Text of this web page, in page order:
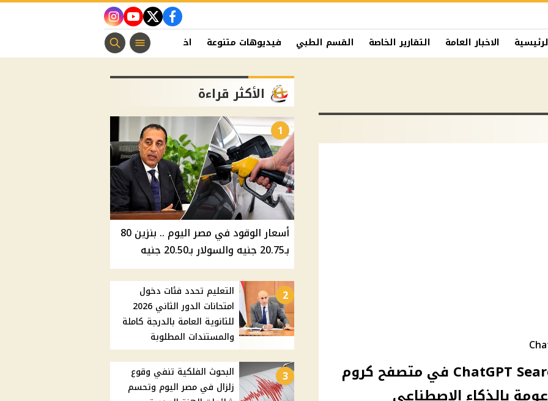
facebook
twitter
youtube
instagram
الاخبار العامة التقارير الخاصة القسم الطبي فيديوهات متنوعة اخبار الفن منوعات مسيحية
كيفية استخدام إضافة ChatGPT Search في متصفح كروم
الأكثر قراءة
1
أسعار الوقود في مصر اليوم .. بنزين 80
بـ20.75 جنيه والسولار بـ20.50 جنيه
2
التعليم تحدد فئات دخول
امتحانات الدور الثاني 2026
للثانوية العامة بالدرجة كاملة
والمستندات المطلوبة
3
البحوث الفلكية تنفي وقوع
زلزال في مصر اليوم وتحسم